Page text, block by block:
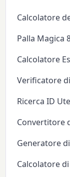
Calcolatore
Palla Magica
Calcolatore
Verificatore
Ricerca ID
Convertitore
Generatore
Calcolatore di